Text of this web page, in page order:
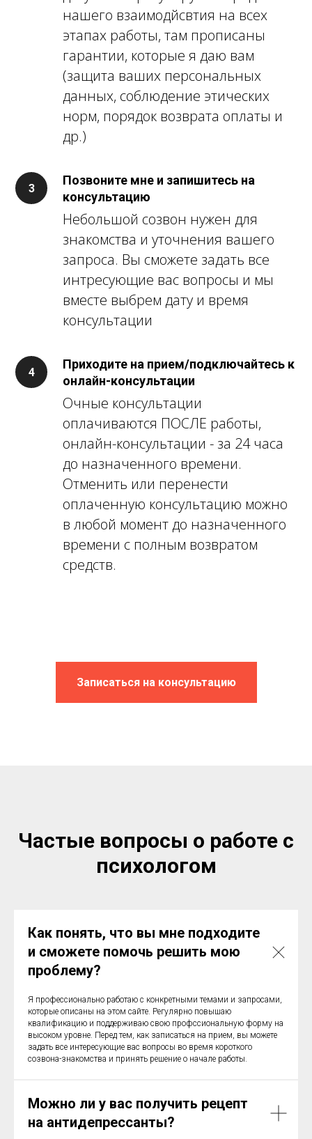
нашего взаимодйсвтия на всех
этапах работы, там прописаны
гарантии, которые я даю вам
(защита ваших персональных
данных, соблюдение этических
норм, порядок возврата оплаты и
др.)
Позвоните мне и запишитесь на
консультацию
Небольшой созвон нужен для
знакомства и уточнения вашего
запроса. Вы сможете задать все
интресующие вас вопросы и мы
вместе выбрем дату и время
консультации
Приходите на прием/подключайтесь к
онлайн-консультации
Очные консультации
оплачиваются ПОСЛЕ работы,
онлайн-консультации - за 24 часа
до назначенного времени.
Отменить или перенести
оплаченную консультацию можно
в любой момент до назначенного
времени с полным возвратом
средств.
Записаться на консультацию
Частые вопросы о работе с
психологом
Как понять, что вы мне подходите
и сможете помочь решить мою
проблему?
Я профессионально работаю с конкретными темами и запросами,
которые описаны на этом сайте. Регулярно повышаю
квалификацию и поддерживаю свою профссиональную форму на
высоком уровне. Перед тем, как записаться на прием, вы можете
задать все интересующие вас вопросы во время короткого
созвона-знакомства и принять решение о начале работы.
Можно ли у вас получить рецепт
на антидепрессанты?